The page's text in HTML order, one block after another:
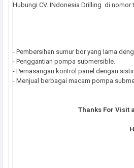
Hubungi CV. INdonesia Drilling di nomor
- Pembersihan sumur bor yang lama
- Penggantian pompa submersible.
- Pemasangan kontrol panel dengan
- Menjual berbagai macam pompa
Thanks For Visit